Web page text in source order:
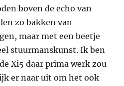
boven de echo van
zo bakken van
maar met een beetje
stuurmanskunst. Ik ben
Xi5 daar prima werk zou
er naar uit om het ook